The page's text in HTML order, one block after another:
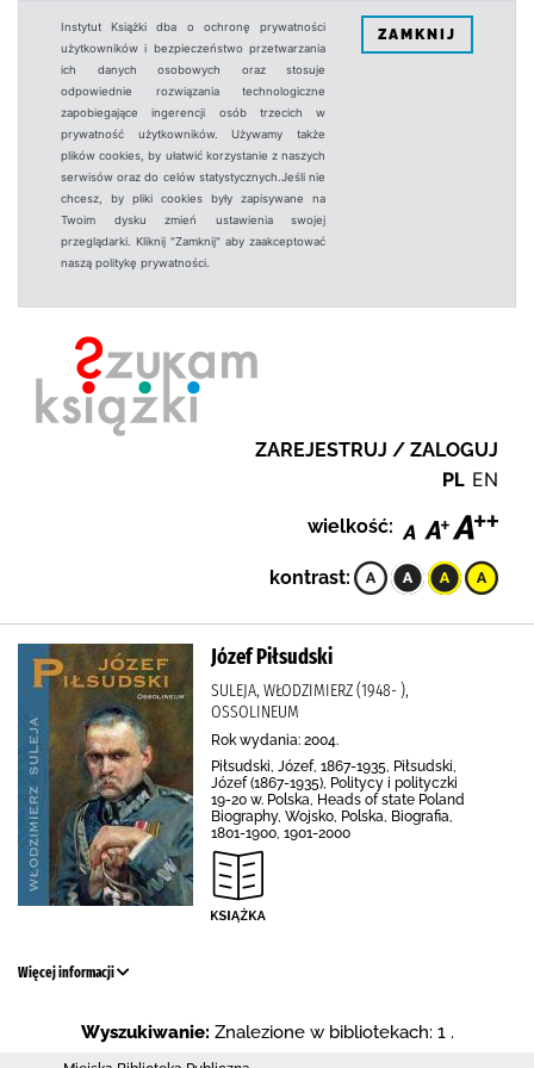
Instytut Książki dba o ochronę prywatności
użytkowników i bezpieczeństwo przetwarzania
ich danych osobowych oraz stosuje
odpowiednie rozwiązania technologiczne
zapobiegające ingerencji osób trzecich w
prywatność użytkowników. Używamy także
plików cookies, by ułatwić korzystanie z naszych
serwisów oraz do celów statystycznych.Jeśli nie
chcesz, by pliki cookies były zapisywane na
Twoim dysku zmień ustawienia swojej
przeglądarki. Kliknij "Zamknij" aby zaakceptować
naszą politykę prywatności.
ZAMKNIJ
ZAREJESTRUJ / ZALOGUJ
PL EN
wielkość:
kontrast:
Józef Piłsudski
SULEJA, WŁODZIMIERZ (1948- ),
OSSOLINEUM
Rok wydania: 2004.
Piłsudski, Józef, 1867-1935, Piłsudski,
Józef (1867-1935), Politycy i polityczki
19-20 w. Polska, Heads of state Poland
Biography, Wojsko, Polska, Biografia,
1801-1900, 1901-2000
Więcej informacji
Wyszukiwanie: Znalezione w bibliotekach: 1 .